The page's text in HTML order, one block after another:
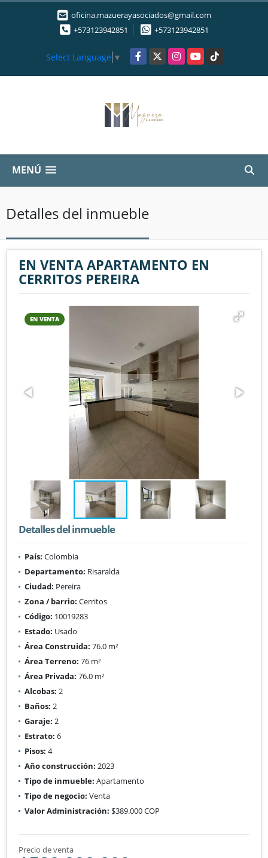
oficina.mazuerayasociados@gmail.com
+573123942851
+573123942851
Select Language ▼ Facebook
X InstagramYouTubeTikTok
MENÚ
Detalles del inmueble
EN VENTA APARTAMENTO EN
CERRITOS PEREIRA
EN VENTA
Detalles del inmueble
País: Colombia
Departamento: Risaralda
Ciudad: Pereira
Zona / barrio: Cerritos
Código: 10019283
Estado: Usado
Área Construida: 76.0 m²
Área Terreno: 76 m²
Área Privada: 76.0 m²
Alcobas: 2
Baños: 2
Garaje: 2
Estrato: 6
Pisos: 4
Año construcción: 2023
Tipo de inmueble: Apartamento
Tipo de negocio: Venta
Valor Administración: $389.000 COP
Precio de venta